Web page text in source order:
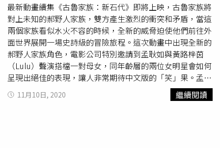
最新動畫續集《古魯家族：新石代》即將上映，古魯家族將
對上未知的郝野人家族，雙方產生激烈的衝突和矛盾，當這
兩個家族看似水火不容的時候，全新的威脅迫使他們前往外
面世界展開一場史詩級的冒險旅程。這次動畫中出現全新的
郝野人家族角色，電影公司特別邀請到孟耿如與黃路梓茵
（Lulu）聲演搭檔一對母女，同年齡層的兩位女明星會如何
呈現出絕佳的表現，讓人非常期待中文版的「笑」果。孟耿
如首次參與好萊塢動畫配音。（圖／UIP提供）孟耿如談到
首次參與好萊塢動畫配音，因為有很多未知數，一開始有些
11月10日, 2020 繼續閱讀